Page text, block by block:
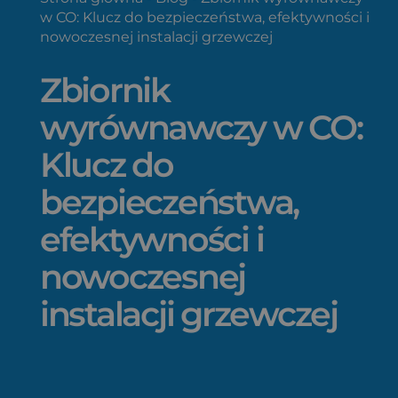
w CO: Klucz do bezpieczeństwa, efektywności i
nowoczesnej instalacji grzewczej
Zbiornik
wyrównawczy w CO:
Klucz do
bezpieczeństwa,
efektywności i
nowoczesnej
instalacji grzewczej